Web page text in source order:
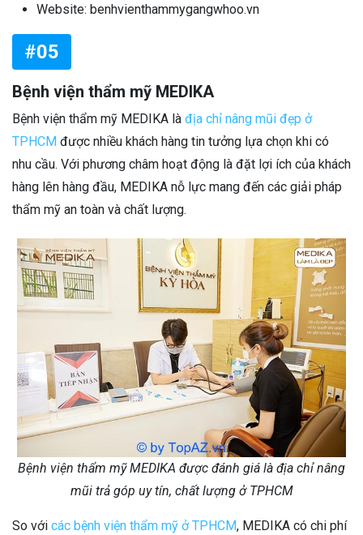
Website: benhvienthammygangwhoo.vn
#05
Bệnh viện thẩm mỹ MEDIKA
Bệnh viện thẩm mỹ MEDIKA là địa chỉ nâng mũi đẹp ở
TPHCM được nhiều khách hàng tin tưởng lựa chọn khi có
nhu cầu. Với phương châm hoạt động là đặt lợi ích của khách
hàng lên hàng đầu, MEDIKA nỗ lực mang đến các giải pháp
thẩm mỹ an toàn và chất lượng.
Bệnh viện thẩm mỹ MEDIKA được đánh giá là địa chỉ nâng
mũi trả góp uy tín, chất lượng ở TPHCM
So với các bệnh viện thẩm mỹ ở TPHCM, MEDIKA có chi phí